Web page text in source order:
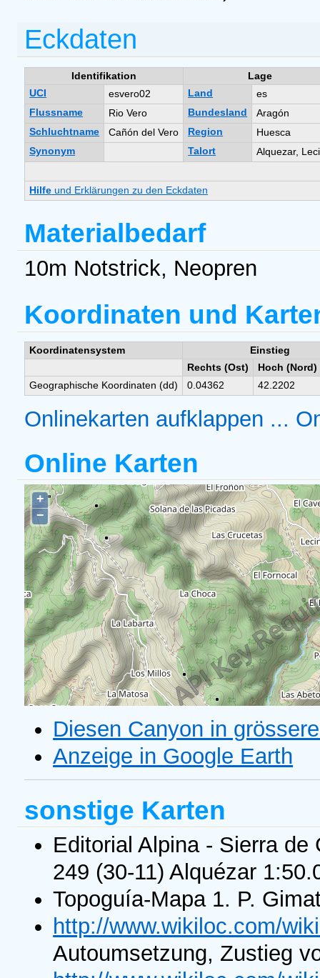
Eckdaten
Identifikation
Lage
UCI
esvero02 Land
es
Flussname
Rio Vero Bundesland
Aragón
Schluchtname
Cañón del Vero Region
Huesca
Synonym
Talort Alquezar,
Hilfe und Erklärungen zu den Eckdaten
Materialbedarf
10m Notstrick, Neopren
Koordinaten und
Koordinatensystem
Einstieg
Rechts (Ost)
Hoch (Nord)
Geographische Koordinaten (dd)
0.04362 42.2202
Onlinekarten aufklappen ...
Online Karten
Diesen Canyon in
Anzeige in Google Earth
sonstige Karten
Editorial Alpina - Sierra
249 (30-11) Alquézar
Topoguía-Mapa 1. P.
http://www.wikiloc.com/
Autoumsetzung, Zustieg